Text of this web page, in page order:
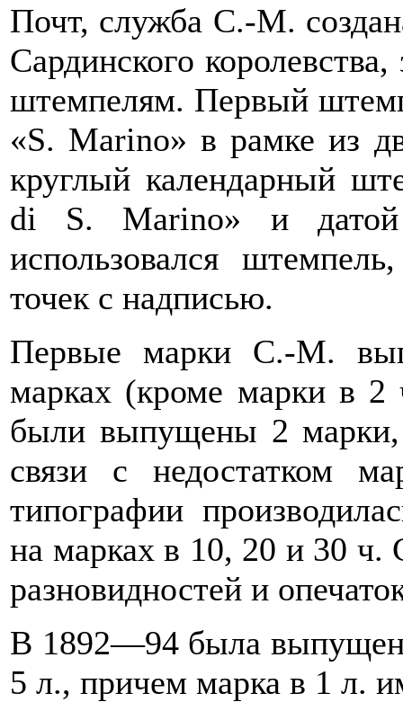
Почт, служба С.-М.
Сардинского
штемпелям. Первый
«S. Marino» в рамке из
круглый календарный
di S. Marino» и
использовался
точек с надписью.
Первые марки С.-М.
марках (кроме марки в
были выпущены 2
связи с недостатком
типографии
на марках в 10, 20 и 30 ч.
разновидностей и
В 1892—94 была
5 л., причем марка в 1 л.